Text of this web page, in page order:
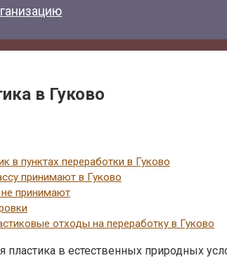
в Гуково
в пунктах переработки в Гуково
принимают в Гуково
принимают
отходы на переработку в Гуково
пластика в естественных природных